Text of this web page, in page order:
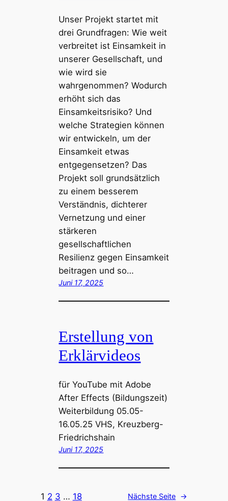
Unser Projekt startet mit
drei Grundfragen: Wie weit
verbreitet ist Einsamkeit in
unserer Gesellschaft, und
wie wird sie
wahrgenommen? Wodurch
erhöht sich das
Einsamkeitsrisiko? Und
welche Strategien können
wir entwickeln, um der
Einsamkeit etwas
entgegensetzen? Das
Projekt soll grundsätzlich
zu einem besserem
Verständnis, dichterer
Vernetzung und einer
stärkeren
gesellschaftlichen
Resilienz gegen Einsamkeit
beitragen und so…
Juni 17, 2025
Erstellung von
Erklärvideos
für YouTube mit Adobe
After Effects (Bildungszeit)
Weiterbildung 05.05-
16.05.25 VHS, Kreuzberg-
Friedrichshain
Juni 17, 2025
1 2 3 … 18 Nächste Seite →